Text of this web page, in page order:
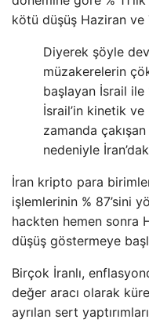
kötü düşüş Haziran ve
Diyerek şöyle
müzakerelerin
başlayan İsrail ile
İsrail’in kinetik ve
zamanda
nedeniyle
İran kripto para
işlemlerinin % 87’sini
hackten hemen sonra
düşüş göstermeye
Birçok İranlı,
değer aracı olarak
ayrılan sert